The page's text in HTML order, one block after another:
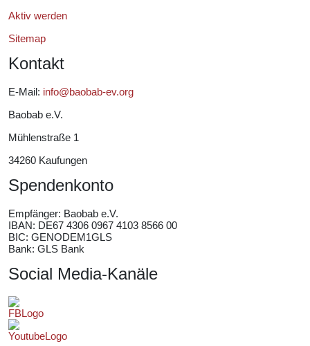
Aktiv werden
Sitemap
Kontakt
E-Mail: info@baobab-ev.org
Baobab e.V.
Mühlenstraße 1
34260 Kaufungen
Spendenkonto
Empfänger: Baobab e.V.
IBAN: DE67 4306 0967 4103 8566 00
BIC: GENODEM1GLS
Bank: GLS Bank
Social Media-Kanäle